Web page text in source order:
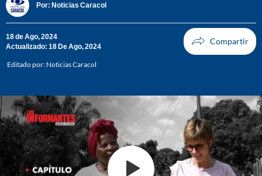
Por: Noticias Caracol
18 de Ago, 2024
Actualizado: 18 De Ago, 2024
Editado por: Noticias Caracol